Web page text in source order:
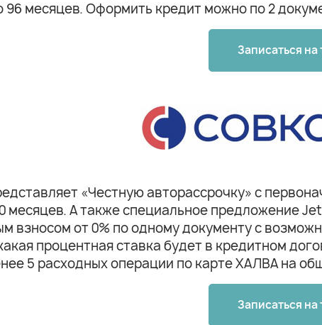
96 месяцев. Оформить кредит можно по 2
Записаться
«Честную авторассрочку» с
месяцев. А также специальное предложение
взносом от 0% по одному документу с
процентная ставка будет в кредитном
5 расходных операции по карте ХАЛВА на
Записаться